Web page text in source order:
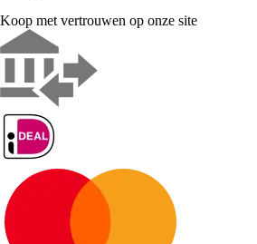
Koop met vertrouwen op onze site